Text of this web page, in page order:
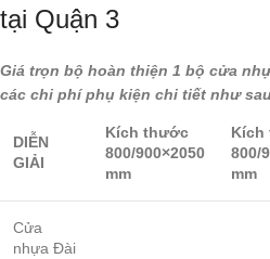
tại Quận 3
Giá trọn bộ hoàn thiện 1 bộ cửa
các chi phí phụ kiện chi tiết như
DIỄN
GIẢI
Kích thước
800/900×2050
mm
Kích
800/
mm
Cửa
nhựa Đài